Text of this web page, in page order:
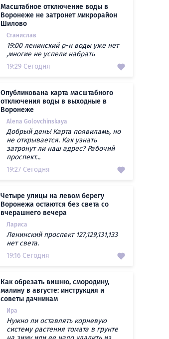
Масштабное отключение воды в
Воронеже не затронет микрорайон
Шилово
Станислав
19:00 ленинский р-н воды уже нет
,многие не успели набрать
19:29 Сегодня
Опубликована карта масштабного
отключения воды в выходные в
Воронеже
Alena Golovchinskaya
Добрый день! Карта появиламь, но
не открывается. Как узнать
затронут ли наш адрес? Рабочий
проспект...
19:27 Сегодня
Четыре улицы на левом берегу
Воронежа остаются без света со
вчерашнего вечера
Лариса
Ленинский проспект 127,129,131,133
нет света.
19:16 Сегодня
Как обрезать вишню, смородину,
малину в августе: инструкция и
советы дачникам
Ира
Нужно ли оставлять корневую
систему растения томата в грунте